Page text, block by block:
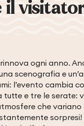
ogni anno.
scenografia e
l’evento cambia
tutte e tre le serate:
che